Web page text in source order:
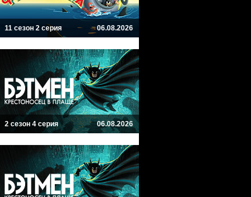
11 сезон 2 серия 06.08.2026
2 сезон 4 серия 06.08.2026